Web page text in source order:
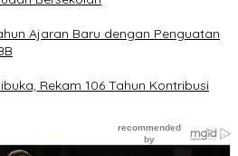
Ajaran Baru dengan Penguatan
Rekam 106 Tahun Kontribusi